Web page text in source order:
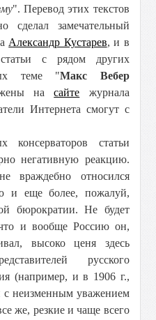
". Перевод этих текстов
сделал замечательный
Александр Кустарев, и в
с рядом других
теме "Макс Вебер
насайте журнала
Интернета смогут с
консерваторов статьи
негативную реакцию.
враждебно относился
и еще более, пожалуй,
бюрократии. Не будет
что и вообще Россию он,
высоко ценя здесь
русского
(например, и в 1906 г.,
с неизменным уважением
же, резкие и чаще всего